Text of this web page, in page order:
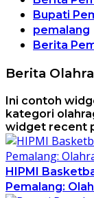
Bupati
pemalang
Berita
Berita
Ini contoh
kategori
widget recent
HIPMI
Pemalang: